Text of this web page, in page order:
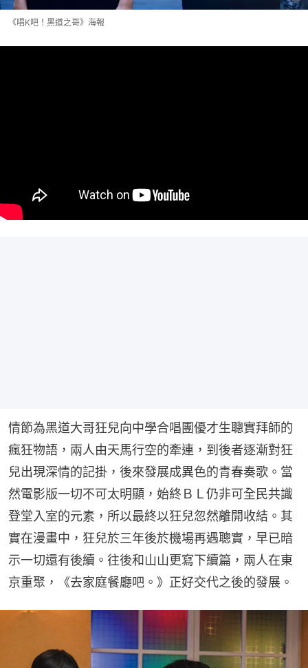
《唱K吧！黑道之哥》海報
情節為黑道大哥狂兒向中學合唱團優才生聰實拜師的
瘋狂物語，兩人由天馬行空的牽連，到後者逐漸對狂
兒出現深情的記掛，後來發展成異色的青春奏歌。當
然電影版一切不可太明顯，始終ＢＬ仍非可全民共識
登堂入室的元素，所以最終以狂兒忽然離開收結。其
實在漫畫中，狂兒於三年後於機場再遇聰實，早已暗
示一切還有後續。往後和山山更寫下續篇，兩人在東
京重聚，《去家庭餐廳吧。》正好交代之後的發展。